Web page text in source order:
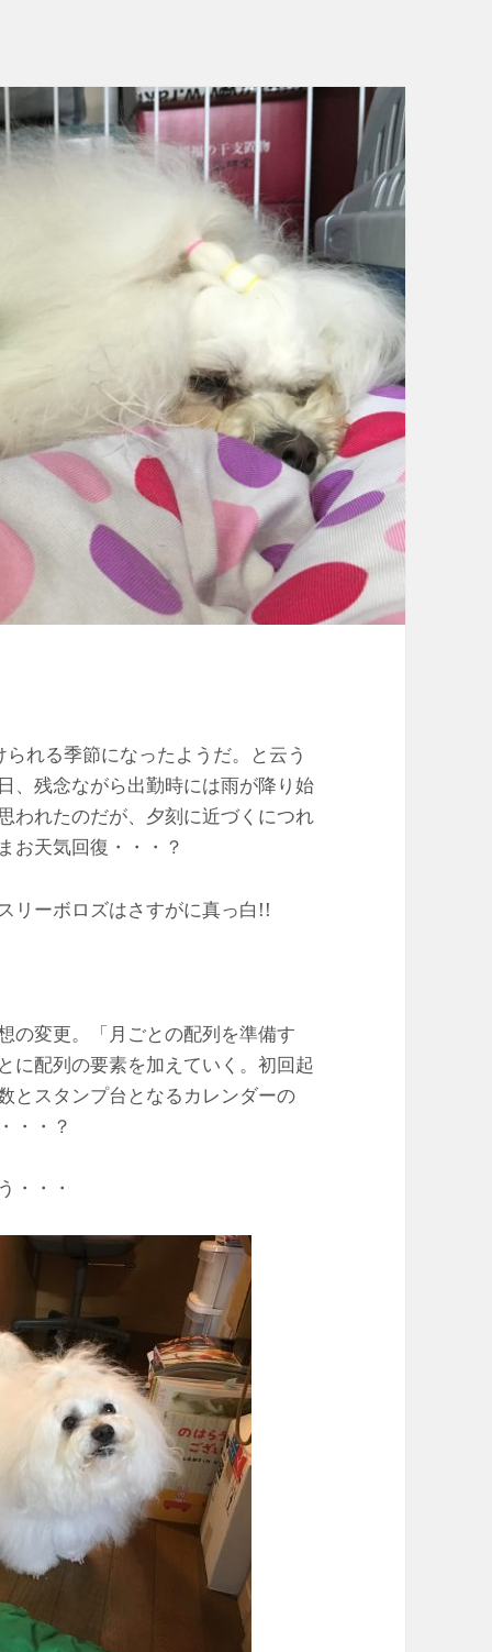
れる季節になったようだ。と云う
、残念ながら出勤時には雨が降り始
われたのだが、夕刻に近づくにつれ
お天気回復・・・？
リーボロズはさすがに真っ白!!
の変更。「月ごとの配列を準備す
に配列の要素を加えていく。初回起
とスタンプ台となるカレンダーの
・・？
・・・